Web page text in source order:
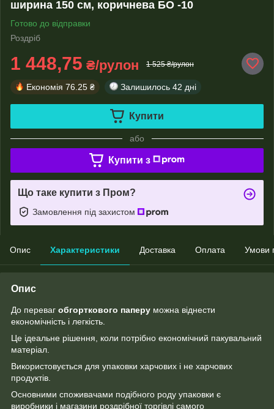
ширина 150 см, коричнева БО -10
Готово до відправки
Роздріб
1 448,75 ₴/рулон 1 525 ₴/рулон
Економія 76.25 ₴ Залишилось 42 дні
Купити
або
Купити з
Що таке купити з Пром?
Замовлення під захистом
Опис Характеристики Доставка Оплата Умови
Опис
До переваг обгорткового паперу можна віднести
економічність і легкість.
Це ідеальне рішення, коли потрібно економічний пакувальний
матеріал.
Використовується для упаковки харчових і не харчових
продуктів.
Основними споживачами подібного роду упаковки є
виробники і магазини роздрібної торгівлі самого